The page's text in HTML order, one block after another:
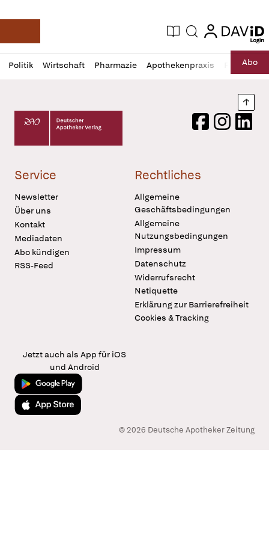
Deutsche Apotheker Zeitung
Aktuelle Ausgabe
Suche login
login
Politik Wirtschaft Pharmazie Apothekenpraxis RechtAbo
Profil
öffnen
Daz
Pur
Deutscher Apotheker Verlag Logo
FacebookInstagram
Service
Newsletter
Über uns
Kontakt
Mediadaten
Abo kündigen
RSS-Feed
Rechtliches
Allgemeine
Geschäftsbedingungen
Allgemeine
Nutzungsbedingungen
Impressum
Datenschutz
Widerrufsrecht
Netiquette
Erklärung zur Barrierefreiheit
Cookies & Tracking
Jetzt auch als App für iOS
und Android
Jetzt bei Google Play
Laden im App Store
© 2026 Deutsche Apotheker Zeitung